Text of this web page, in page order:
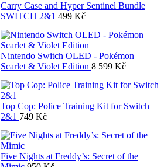
Carry Case and Hyper Sentinel Bundle
SWITCH 2&1 499 Kč
Nintendo Switch OLED - Pokémon
Scarlet & Violet Edition 8 599 Kč
Top Cop: Police Training Kit for Switch
2&1 749 Kč
Five Nights at Freddy’s: Secret of the